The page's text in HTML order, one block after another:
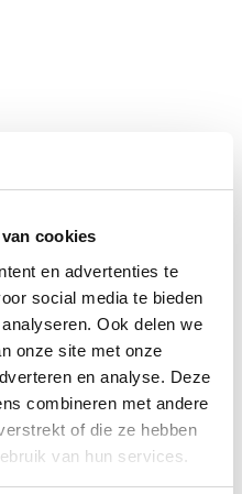
cookies
en advertenties te
social media te bieden
Ook delen we
onze site met onze
en analyse. Deze
combineren met andere
of die ze hebben
van hun services.
en België staan wij
reisadviseurs van
altijd voor uw vakantie
advies • Maatwerk •